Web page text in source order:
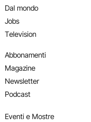
Dal mondo
Jobs
Television
Abbonamenti
Magazine
Newsletter
Podcast
Eventi e Mostre